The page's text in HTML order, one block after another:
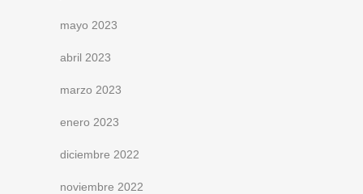
mayo 2023
abril 2023
marzo 2023
enero 2023
diciembre 2022
noviembre 2022